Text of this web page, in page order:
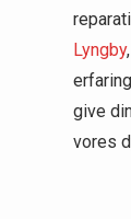
Lyngby
give
vores